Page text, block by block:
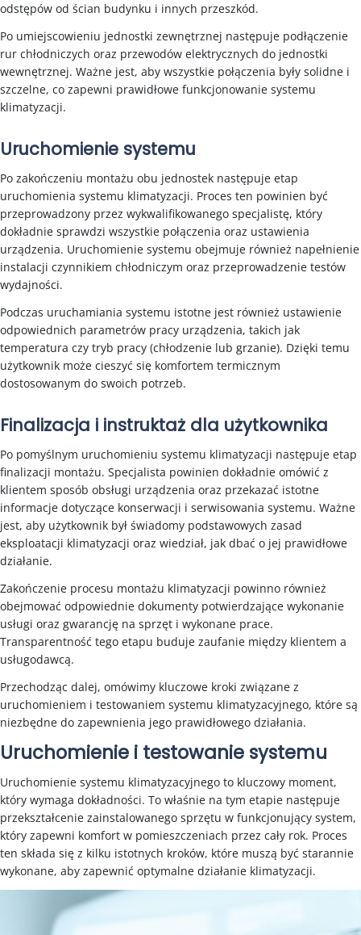
odstępów od ścian budynku i innych przeszkód.
Po umiejscowieniu jednostki zewnętrznej następuje podłączenie
rur chłodniczych oraz przewodów elektrycznych do jednostki
wewnętrznej. Ważne jest, aby wszystkie połączenia były solidne i
szczelne, co zapewni prawidłowe funkcjonowanie systemu
klimatyzacji.
Uruchomienie systemu
Po zakończeniu montażu obu jednostek następuje etap
uruchomienia systemu klimatyzacji. Proces ten powinien być
przeprowadzony przez wykwalifikowanego specjalistę, który
dokładnie sprawdzi wszystkie połączenia oraz ustawienia
urządzenia. Uruchomienie systemu obejmuje również napełnienie
instalacji czynnikiem chłodniczym oraz przeprowadzenie testów
wydajności.
Podczas uruchamiania systemu istotne jest również ustawienie
odpowiednich parametrów pracy urządzenia, takich jak
temperatura czy tryb pracy (chłodzenie lub grzanie). Dzięki temu
użytkownik może cieszyć się komfortem termicznym
dostosowanym do swoich potrzeb.
Finalizacja i instruktaż dla użytkownika
Po pomyślnym uruchomieniu systemu klimatyzacji następuje etap
finalizacji montażu. Specjalista powinien dokładnie omówić z
klientem sposób obsługi urządzenia oraz przekazać istotne
informacje dotyczące konserwacji i serwisowania systemu. Ważne
jest, aby użytkownik był świadomy podstawowych zasad
eksploatacji klimatyzacji oraz wiedział, jak dbać o jej prawidłowe
działanie.
Zakończenie procesu montażu klimatyzacji powinno również
obejmować odpowiednie dokumenty potwierdzające wykonanie
usługi oraz gwarancję na sprzęt i wykonane prace.
Transparentność tego etapu buduje zaufanie między klientem a
usługodawcą.
Przechodząc dalej, omówimy kluczowe kroki związane z
uruchomieniem i testowaniem systemu klimatyzacyjnego, które są
niezbędne do zapewnienia jego prawidłowego działania.
Uruchomienie i testowanie systemu
Uruchomienie systemu klimatyzacyjnego to kluczowy moment,
który wymaga dokładności. To właśnie na tym etapie następuje
przekształcenie zainstalowanego sprzętu w funkcjonujący system,
który zapewni komfort w pomieszczeniach przez cały rok. Proces
ten składa się z kilku istotnych kroków, które muszą być starannie
wykonane, aby zapewnić optymalne działanie klimatyzacji.